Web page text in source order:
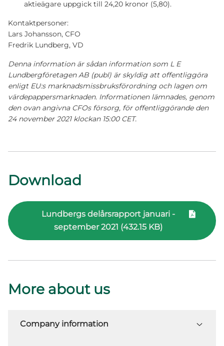
aktieägare uppgick till 24,20 kronor (5,80).
Kontaktpersoner:
Lars Johansson, CFO
Fredrik Lundberg, VD
Denna information är sådan information som L E
Lundbergföretagen AB (publ) är skyldig att offentliggöra
enligt EU:s marknadsmissbruksförordning och lagen om
värdepappersmarknaden. Informationen lämnades, genom
den ovan angivna CFOs försorg, för offentliggörande den
24 november 2021 klockan 15:00 CET.
Download
Lundbergs delårsrapport januari -
september 2021 (432.15 KB)
More about us
Company information